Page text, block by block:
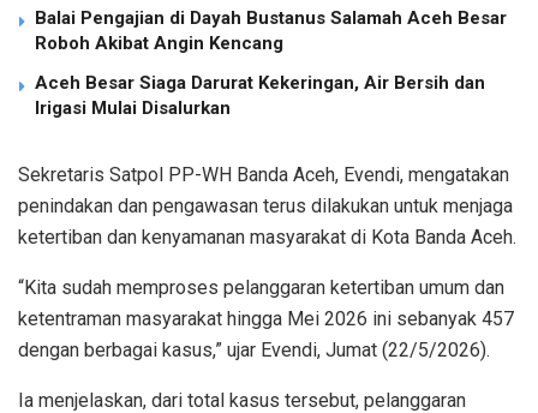
Balai Pengajian di Dayah Bustanus Salamah Aceh Besar
Roboh Akibat Angin Kencang
Aceh Besar Siaga Darurat Kekeringan, Air Bersih dan
Irigasi Mulai Disalurkan
Sekretaris Satpol PP-WH Banda Aceh, Evendi, mengatakan
penindakan dan pengawasan terus dilakukan untuk menjaga
ketertiban dan kenyamanan masyarakat di Kota Banda Aceh.
“Kita sudah memproses pelanggaran ketertiban umum dan
ketentraman masyarakat hingga Mei 2026 ini sebanyak 457
dengan berbagai kasus,” ujar Evendi, Jumat (22/5/2026).
Ia menjelaskan, dari total kasus tersebut, pelanggaran